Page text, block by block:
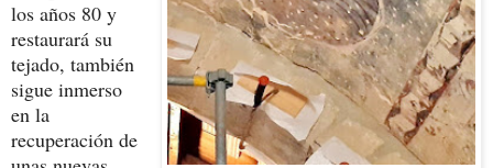
los años 80 y
restaurará su
tejado, también
sigue inmerso
en la
recuperación de